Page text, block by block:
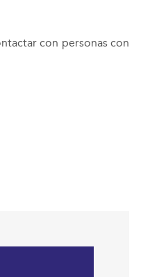
con personas con